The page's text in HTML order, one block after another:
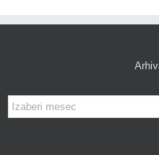
Arhiva
članaka